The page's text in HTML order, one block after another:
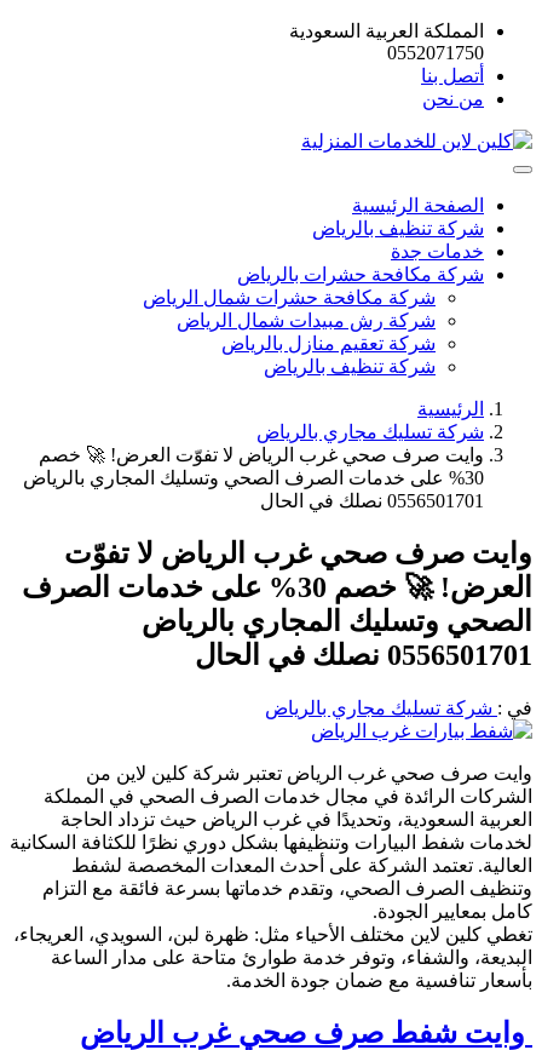
المملكة العربية السعودية
0552071750
أتصل بنا
من نحن
الصفحة الرئيسية
شركة تنظيف بالرياض
خدمات جدة
شركة مكافحة حشرات بالرياض
شركة مكافحة حشرات شمال الرياض
شركة رش مبيدات شمال الرياض
شركة تعقيم منازل بالرياض
شركة تنظيف بالرياض
الرئيسية
شركة تسليك مجاري بالرياض
وايت صرف صحي غرب الرياض لا تفوّت العرض! 🚀 خصم
30% على خدمات الصرف الصحي وتسليك المجاري بالرياض
0556501701 نصلك في الحال
وايت صرف صحي غرب الرياض لا تفوّت
العرض! 🚀 خصم 30% على خدمات الصرف
الصحي وتسليك المجاري بالرياض
0556501701 نصلك في الحال
في : شركة تسليك مجاري بالرياض
وايت صرف صحي غرب الرياض تعتبر شركة كلين لاين من
الشركات الرائدة في مجال خدمات الصرف الصحي في المملكة
العربية السعودية، وتحديدًا في غرب الرياض حيث تزداد الحاجة
لخدمات شفط البيارات وتنظيفها بشكل دوري نظرًا للكثافة السكانية
العالية. تعتمد الشركة على أحدث المعدات المخصصة لشفط
وتنظيف الصرف الصحي، وتقدم خدماتها بسرعة فائقة مع التزام
كامل بمعايير الجودة.
تغطي كلين لاين مختلف الأحياء مثل: ظهرة لبن، السويدي، العريجاء،
البديعة، والشفاء، وتوفر خدمة طوارئ متاحة على مدار الساعة
بأسعار تنافسية مع ضمان جودة الخدمة.
وايت شفط صرف صحي غرب الرياض